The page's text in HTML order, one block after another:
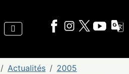
Actualités
2005